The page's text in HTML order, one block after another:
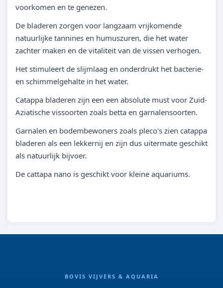
voorkomen en te genezen.
De bladeren zorgen voor langzaam vrijkomende
natuurlijke tannines en humuszuren, die het water
zachter maken en de vitaliteit van de vissen verhogen.
Het stimuleert de slijmlaag en onderdrukt het bacterie-
en schimmelgehalte in het water.
Catappa bladeren zijn een een absolute must voor Zuid-
Aziatische vissoorten zoals betta en garnalensoorten.
Garnalen en bodembewoners zoals pleco's zien catappa
bladeren als een lekkernij en zijn dus uitermate geschikt
als natuurlijk bijvoer.
De cattapa nano is geschikt voor kleine aquariums.
BOVIS VIJVERS & AQUARIA